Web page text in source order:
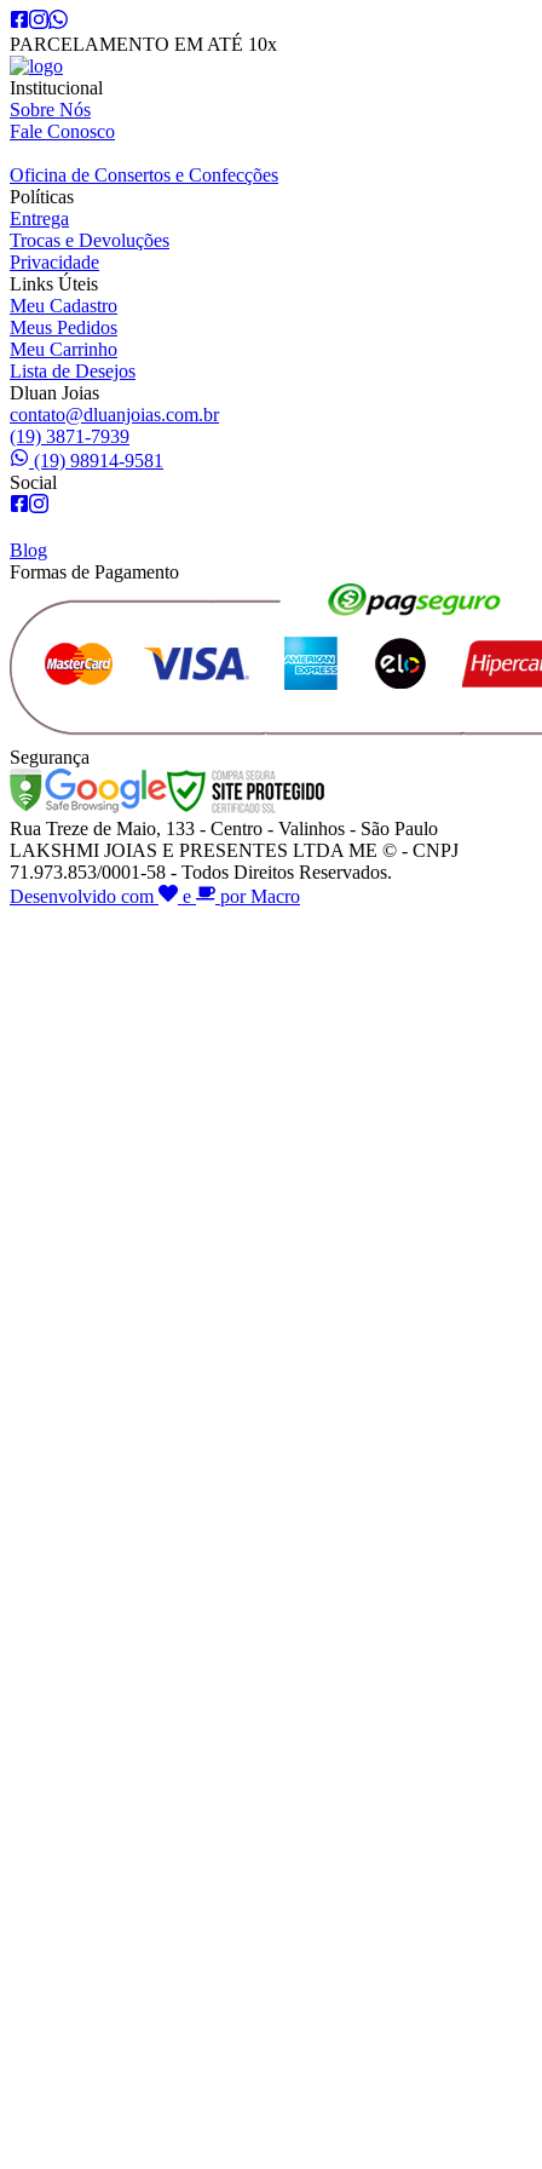
PARCELAMENTO EM ATÉ 10x
Institucional
Sobre Nós
Fale Conosco
Oficina de Consertos e Confecções
Políticas
Entrega
Trocas e Devoluções
Privacidade
Links Úteis
Meu Cadastro
Meus Pedidos
Meu Carrinho
Lista de Desejos
Dluan Joias
contato@dluanjoias.com.br
(19) 3871-7939
(19) 98914-9581
Social
Blog
Formas de Pagamento
Segurança
Rua Treze de Maio, 133 - Centro - Valinhos - São Paulo
LAKSHMI JOIAS E PRESENTES LTDA ME © - CNPJ
71.973.853/0001-58 - Todos Direitos Reservados.
Desenvolvido com
e por Macro